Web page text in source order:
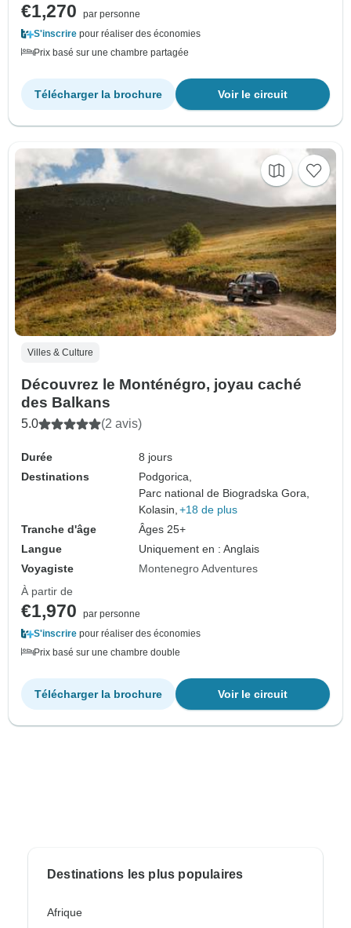
€1,270
par personne
S'inscrire pour réaliser des économies
Prix basé sur une chambre partagée
Voir le circuit
Télécharger la brochure
Villes & Culture
Découvrez le Monténégro, joyau caché
des Balkans
5.0 (2 avis)
Durée
8 jours
Destinations
Podgorica,
Parc national de Biogradska Gora,
Kolasin, +18 de plus
Tranche d'âge
Âges 25+
Langue
Uniquement en : Anglais
Voyagiste
Montenegro Adventures
À partir de
€1,970
par personne
S'inscrire pour réaliser des économies
Prix basé sur une chambre double
Voir le circuit
Télécharger la brochure
Destinations les plus populaires
Afrique